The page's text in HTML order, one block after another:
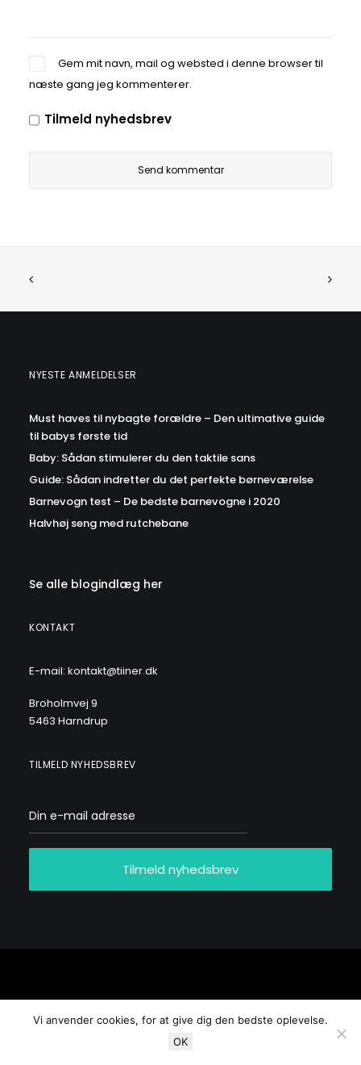
Gem mit navn, mail og websted i denne browser til
næste gang jeg kommenterer.
Tilmeld nyhedsbrev
NYESTE ANMELDELSER
Must haves til nybagte forældre – Den ultimative guide
til babys første tid
Baby: Sådan stimulerer du den taktile sans
Guide: Sådan indretter du det perfekte børneværelse
Barnevogn test – De bedste barnevogne i 2020
Halvhøj seng med rutchebane
Se alle blogindlæg her
KONTAKT
E-mail: kontakt@tiiner.dk
Broholmvej 9
5463 Harndrup
TILMELD NYHEDSBREV
Vi anvender cookies, for at give dig den bedste oplevelse.
OK